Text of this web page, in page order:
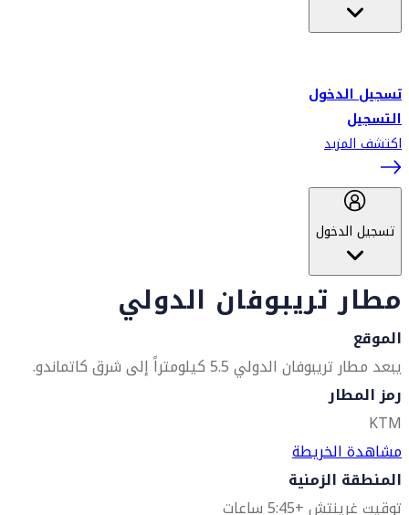
تسجيل الدخول
التسجيل
اكتشف المزيد
تسجيل الدخول
مطار تريبوفان الدولي
الموقع
يبعد مطار تريبوفان الدولي 5.5 كيلومتراً إلى شرق كاتماندو.
رمز المطار
KTM
مشاهدة الخريطة
المنطقة الزمنية
توقيت غرينتش +5:45 ساعات